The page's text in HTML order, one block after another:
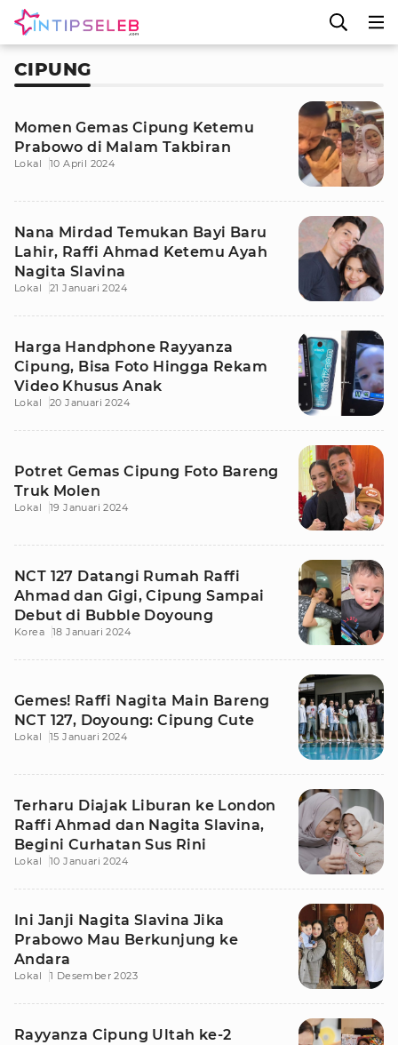
CIPUNG
Momen Gemas Cipung Ketemu
Prabowo di Malam Takbiran
Lokal 10 April 2024
Nana Mirdad Temukan Bayi Baru
Lahir, Raffi Ahmad Ketemu Ayah
Nagita Slavina
Lokal 21 Januari 2024
Harga Handphone Rayyanza
Cipung, Bisa Foto Hingga Rekam
Video Khusus Anak
Lokal 20 Januari 2024
Potret Gemas Cipung Foto Bareng
Truk Molen
Lokal 19 Januari 2024
NCT 127 Datangi Rumah Raffi
Ahmad dan Gigi, Cipung Sampai
Debut di Bubble Doyoung
Korea 18 Januari 2024
Gemes! Raffi Nagita Main Bareng
NCT 127, Doyoung: Cipung Cute
Lokal 15 Januari 2024
Terharu Diajak Liburan ke London
Raffi Ahmad dan Nagita Slavina,
Begini Curhatan Sus Rini
Lokal 10 Januari 2024
Ini Janji Nagita Slavina Jika
Prabowo Mau Berkunjung ke
Andara
Lokal 1 Desember 2023
Rayyanza Cipung Ultah ke-2